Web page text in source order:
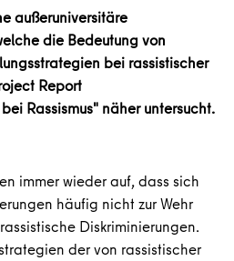
außeruniversitäre
die Bedeutung von
bei rassistischer
Report
Rassismus" näher untersucht.
immer wieder auf, dass sich
häufig nicht zur Wehr
Diskriminierungen.
der von rassistischer